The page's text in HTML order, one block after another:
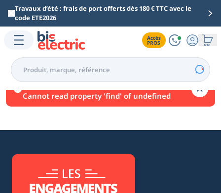
Aller au contenu principal
Travaux d’été : frais de port offerts dès 180 € TTC avec le
code ETE2026
Accès
PROS
Une erreur est survenue.
Cannot read property 'find' of undefined